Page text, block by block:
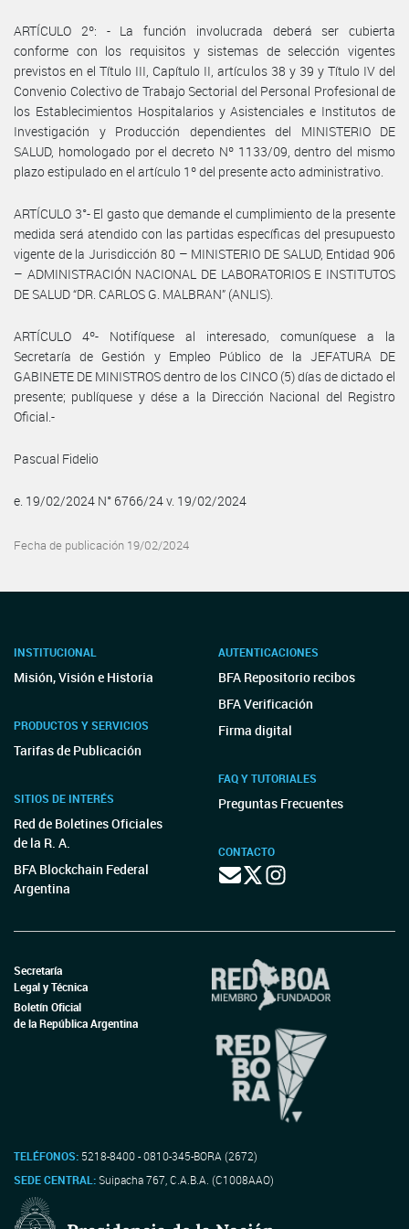
ARTÍCULO 2º: - La función involucrada deberá ser cubierta
conforme con los requisitos y sistemas de selección vigentes
previstos en el Título III, Capítulo II, artículos 38 y 39 y Título IV del
Convenio Colectivo de Trabajo Sectorial del Personal Profesional de
los Establecimientos Hospitalarios y Asistenciales e Institutos de
Investigación y Producción dependientes del MINISTERIO DE
SALUD, homologado por el decreto Nº 1133/09, dentro del mismo
plazo estipulado en el artículo 1º del presente acto administrativo.
ARTÍCULO 3°- El gasto que demande el cumplimiento de la presente
medida será atendido con las partidas específicas del presupuesto
vigente de la Jurisdicción 80 – MINISTERIO DE SALUD, Entidad 906
– ADMINISTRACIÓN NACIONAL DE LABORATORIOS E INSTITUTOS
DE SALUD “DR. CARLOS G. MALBRAN” (ANLIS).
ARTÍCULO 4º- Notifíquese al interesado, comuníquese a la
Secretaría de Gestión y Empleo Público de la JEFATURA DE
GABINETE DE MINISTROS dentro de los CINCO (5) días de dictado el
presente; publíquese y dése a la Dirección Nacional del Registro
Oficial.-
Pascual Fidelio
e. 19/02/2024 N° 6766/24 v. 19/02/2024
Fecha de publicación 19/02/2024
INSTITUCIONAL
Misión, Visión e Historia
PRODUCTOS Y SERVICIOS
Tarifas de Publicación
SITIOS DE INTERÉS
Red de Boletines Oficiales
de la R. A.
BFA Blockchain Federal
Argentina
AUTENTICACIONES
BFA Repositorio recibos
BFA Verificación
Firma digital
FAQ Y TUTORIALES
Preguntas Frecuentes
CONTACTO
Secretaría
Legal y Técnica
Boletín Oficial
de la República Argentina
TELÉFONOS: 5218-8400 - 0810-345-BORA (2672)
SEDE CENTRAL:Suipacha 767, C.A.B.A. (C1008AAO)